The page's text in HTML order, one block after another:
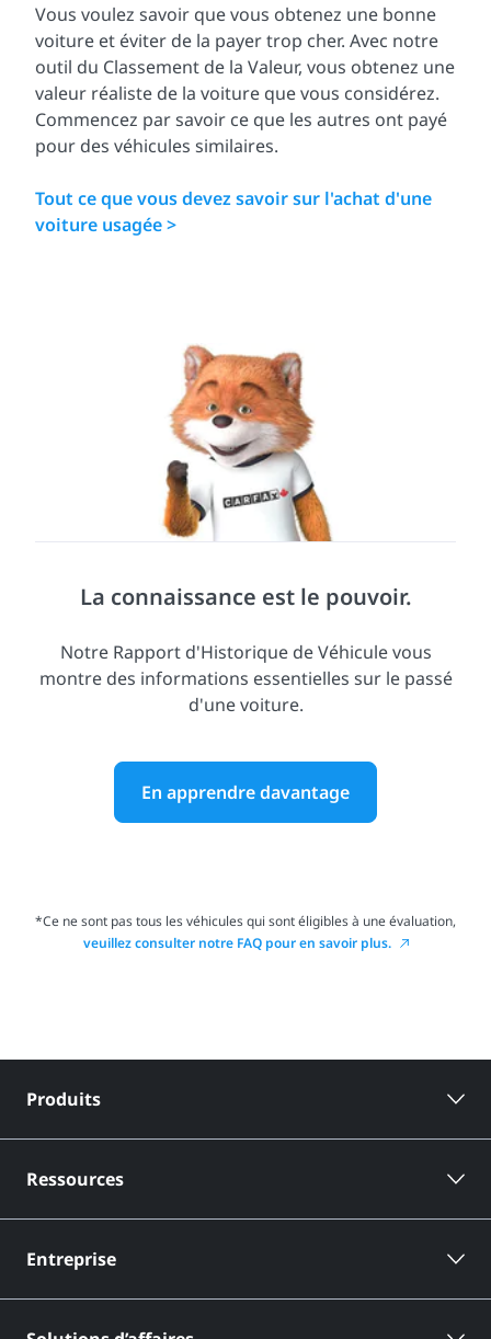
Vous voulez savoir que vous obtenez une bonne
voiture et éviter de la payer trop cher. Avec notre
outil du Classement de la Valeur, vous obtenez une
valeur réaliste de la voiture que vous considérez.
Commencez par savoir ce que les autres ont payé
pour des véhicules similaires.
Tout ce que vous devez savoir sur l'achat d'une
voiture usagée >
La connaissance est le pouvoir.
Notre Rapport d'Historique de Véhicule vous
montre des informations essentielles sur le passé
d'une voiture.
En apprendre davantage
*Ce ne sont pas tous les véhicules qui sont éligibles à une évaluation,
veuillez consulter notre FAQ pour en savoir plus.
Produits
Ressources
Entreprise